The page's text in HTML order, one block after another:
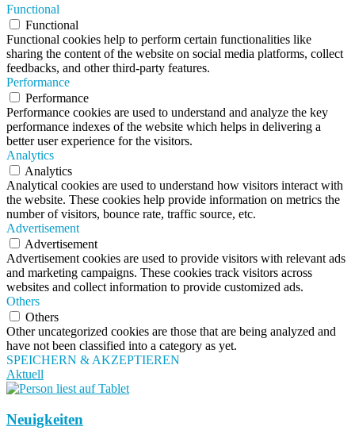
Functional
Functional
Functional cookies help to perform certain functionalities like
sharing the content of the website on social media platforms, collect
feedbacks, and other third-party features.
Performance
Performance
Performance cookies are used to understand and analyze the key
performance indexes of the website which helps in delivering a
better user experience for the visitors.
Analytics
Analytics
Analytical cookies are used to understand how visitors interact with
the website. These cookies help provide information on metrics the
number of visitors, bounce rate, traffic source, etc.
Advertisement
Advertisement
Advertisement cookies are used to provide visitors with relevant ads
and marketing campaigns. These cookies track visitors across
websites and collect information to provide customized ads.
Others
Others
Other uncategorized cookies are those that are being analyzed and
have not been classified into a category as yet.
SPEICHERN & AKZEPTIEREN
Aktuell
Neuigkeiten